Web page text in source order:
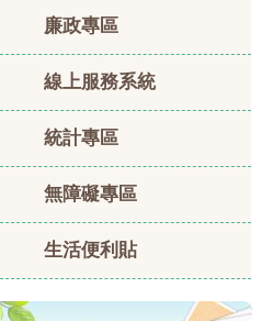
廉政專區
線上服務系統
統計專區
無障礙專區
生活便利貼